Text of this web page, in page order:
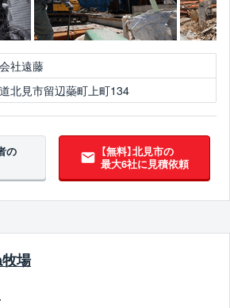
社遠藤
北見市留辺蘂町上町134
の
【無料】北見市の
最大6社に見積依頼
場